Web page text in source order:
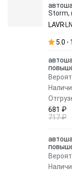
Storm,
110),
LAVR
5.0 1
681 ₽
717 ₽